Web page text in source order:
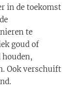
in de toekomst
te
goud of
houden,
Ook verschuift